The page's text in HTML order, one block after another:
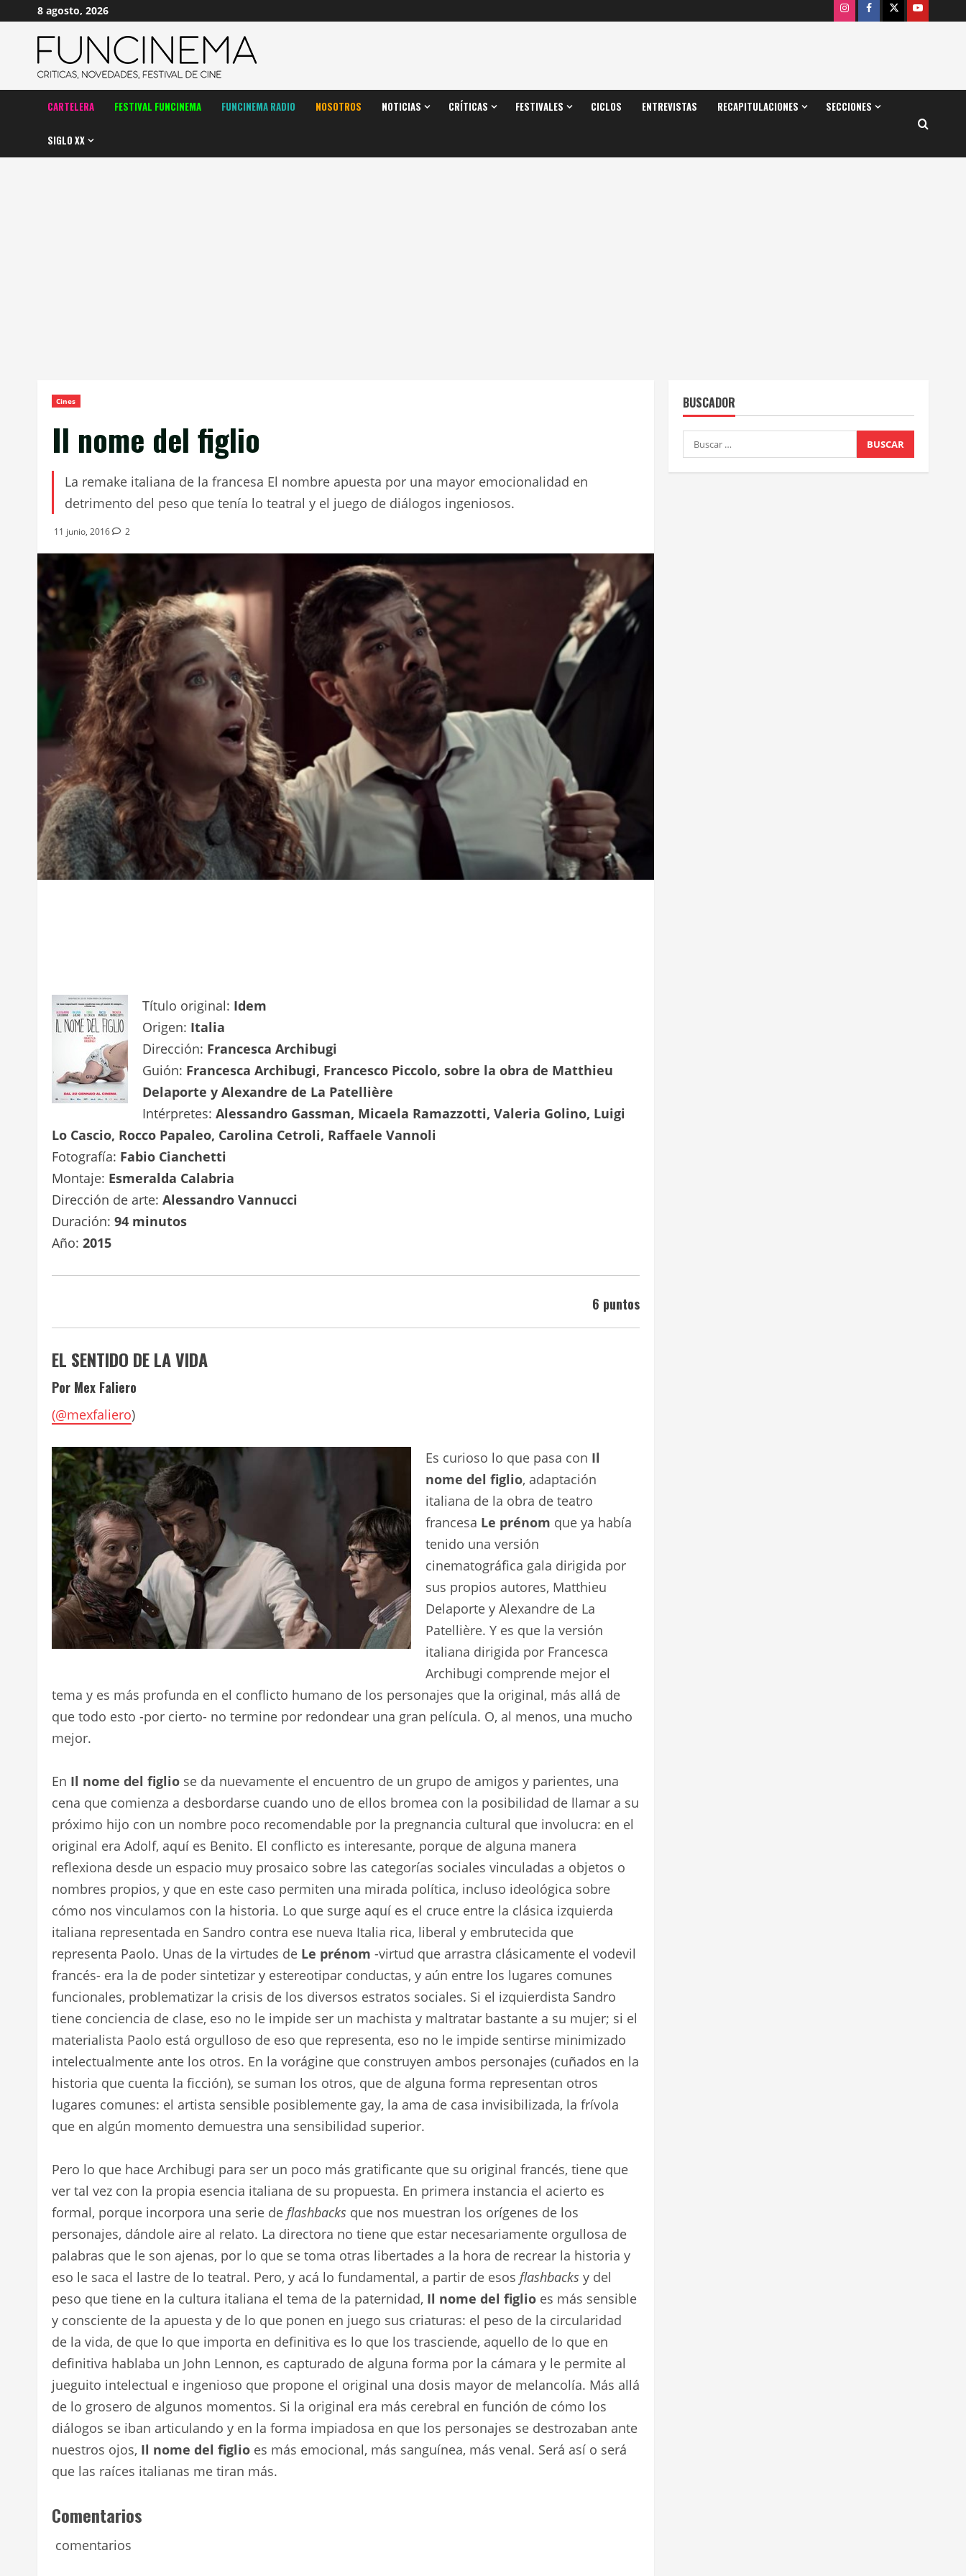
contenido
8 agosto, 2026 InstagramFacebook
X Youtube
CARTELERA FESTIVAL FUNCINEMA FUNCINEMA RADIO NOSOTROS NOTICIAS CRÍTICAS FESTIVALES CICLOS ENTREVISTAS RECAPITULACIONES SECCIONES
SIGLO XX
Cines
Il nome del figlio
La remake italiana de la francesa El nombre apuesta por una mayor emocionalidad en
detrimento del peso que tenía lo teatral y el juego de diálogos ingeniosos.
11 junio, 2016 2
Título original: Idem
Origen: Italia
Dirección: Francesca Archibugi
Guión: Francesca Archibugi, Francesco Piccolo, sobre la obra de Matthieu
Delaporte y Alexandre de La Patellière
Intérpretes: Alessandro Gassman, Micaela Ramazzotti, Valeria Golino, Luigi
Lo Cascio, Rocco Papaleo, Carolina Cetroli, Raffaele Vannoli
Fotografía: Fabio Cianchetti
Montaje: Esmeralda Calabria
Dirección de arte: Alessandro Vannucci
Duración: 94 minutos
Año: 2015
6 puntos
EL SENTIDO DE LA VIDA
Por Mex Faliero
(@mexfaliero)
Es curioso lo que pasa con Il
nome del figlio, adaptación
italiana de la obra de teatro
francesa Le prénom que ya había
tenido una versión
cinematográfica gala dirigida por
sus propios autores, Matthieu
Delaporte y Alexandre de La
Patellière. Y es que la versión
italiana dirigida por Francesca
Archibugi comprende mejor el
tema y es más profunda en el conflicto humano de los personajes que la original, más allá de
que todo esto -por cierto- no termine por redondear una gran película. O, al menos, una mucho
mejor.
En Il nome del figlio se da nuevamente el encuentro de un grupo de amigos y parientes, una
cena que comienza a desbordarse cuando uno de ellos bromea con la posibilidad de llamar a su
próximo hijo con un nombre poco recomendable por la pregnancia cultural que involucra: en el
original era Adolf, aquí es Benito. El conflicto es interesante, porque de alguna manera
reflexiona desde un espacio muy prosaico sobre las categorías sociales vinculadas a objetos o
nombres propios, y que en este caso permiten una mirada política, incluso ideológica sobre
cómo nos vinculamos con la historia. Lo que surge aquí es el cruce entre la clásica izquierda
italiana representada en Sandro contra ese nueva Italia rica, liberal y embrutecida que
representa Paolo. Unas de la virtudes de Le prénom -virtud que arrastra clásicamente el vodevil
francés- era la de poder sintetizar y estereotipar conductas, y aún entre los lugares comunes
funcionales, problematizar la crisis de los diversos estratos sociales. Si el izquierdista Sandro
tiene conciencia de clase, eso no le impide ser un machista y maltratar bastante a su mujer; si el
materialista Paolo está orgulloso de eso que representa, eso no le impide sentirse minimizado
intelectualmente ante los otros. En la vorágine que construyen ambos personajes (cuñados en la
historia que cuenta la ficción), se suman los otros, que de alguna forma representan otros
lugares comunes: el artista sensible posiblemente gay, la ama de casa invisibilizada, la frívola
que en algún momento demuestra una sensibilidad superior.
Pero lo que hace Archibugi para ser un poco más gratificante que su original francés, tiene que
ver tal vez con la propia esencia italiana de su propuesta. En primera instancia el acierto es
formal, porque incorpora una serie de flashbacks que nos muestran los orígenes de los
personajes, dándole aire al relato. La directora no tiene que estar necesariamente orgullosa de
palabras que le son ajenas, por lo que se toma otras libertades a la hora de recrear la historia y
eso le saca el lastre de lo teatral. Pero, y acá lo fundamental, a partir de esos flashbacks y del
peso que tiene en la cultura italiana el tema de la paternidad, Il nome del figlio es más sensible
y consciente de la apuesta y de lo que ponen en juego sus criaturas: el peso de la circularidad
de la vida, de que lo que importa en definitiva es lo que los trasciende, aquello de lo que en
definitiva hablaba un John Lennon, es capturado de alguna forma por la cámara y le permite al
jueguito intelectual e ingenioso que propone el original una dosis mayor de melancolía. Más allá
de lo grosero de algunos momentos. Si la original era más cerebral en función de cómo los
diálogos se iban articulando y en la forma impiadosa en que los personajes se destrozaban ante
nuestros ojos, Il nome del figlio es más emocional, más sanguínea, más venal. Será así o será
que las raíces italianas me tiran más.
Comentarios
comentarios
BUSCADOR
Buscar: